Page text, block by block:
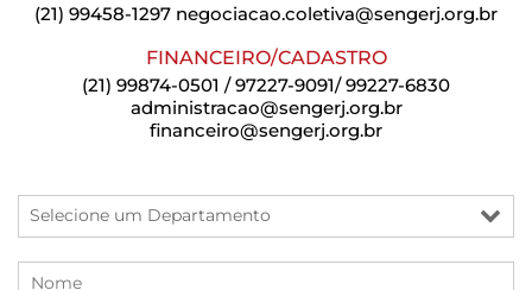
(21) 99458-1297 negociacao.coletiva@sengerj.org.br
FINANCEIRO/CADASTRO
(21) 99874-0501 / 97227-9091/ 99227-6830
administracao@sengerj.org.br
financeiro@sengerj.org.br